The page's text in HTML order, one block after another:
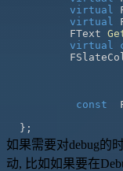
virtual
virtual
	FText
virtual
const
} ;
如果需要对debug的
动, 比如如果要在